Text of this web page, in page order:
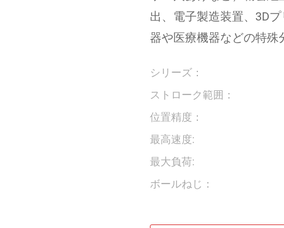
出、電子製造装置、3D
器や医療機器などの特殊
シリーズ：
ストローク範囲：
位置精度：
最高速度:
最大負荷:
ボールねじ：